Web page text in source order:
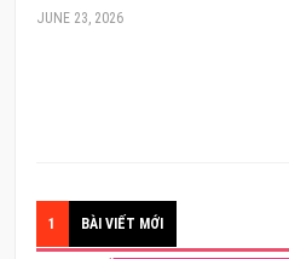
JUNE 23, 2026
1 BÀI VIẾT MỚI